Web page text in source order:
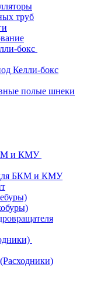
труб
бокс
Келли-бокс
полые шнеки
и КМУ
для БКМ и КМУ